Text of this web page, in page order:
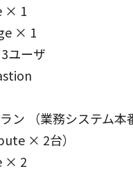
× 1
× 1
ユーザ
ン （業務システム
× 2台）
× 2